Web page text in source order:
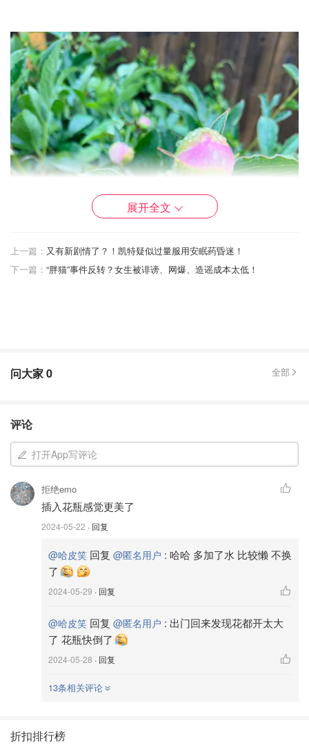
展开全文
上一篇： 又有新剧情了？！凯特疑似过量服用安眠药昏迷！
下一篇： “胖猫”事件反转？女生被诽谤、网爆、造谣成本太低！
问大家0 全部
评论
打开App写评论
拒绝emo
插入花瓶感觉更美了
2024-05-22 · 回复
@哈皮笑 回复 @匿名用户 : 哈哈 多加了水 比较懒 不换
了
2024-05-29 · 回复
@哈皮笑 回复 @匿名用户 : 出门回来发现花都开太大
了 花瓶快倒了
2024-05-28 · 回复
13条相关评论
折扣排行榜